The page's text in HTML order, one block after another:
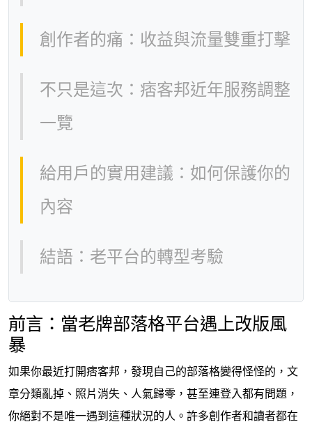
創作者的痛：收益與流量雙重打擊
不只是這次：痞客邦近年服務調整
一覽
給用戶的實用建議：如何保護你的
內容
結語：老平台的轉型考驗
前言：當老牌部落格平台遇上改版風
暴
如果你最近打開痞客邦，發現自己的部落格變得怪怪的，文
章分類亂掉、照片消失、人氣歸零，甚至連登入都有問題，
你絕對不是唯一遇到這種狀況的人。許多創作者和讀者都在